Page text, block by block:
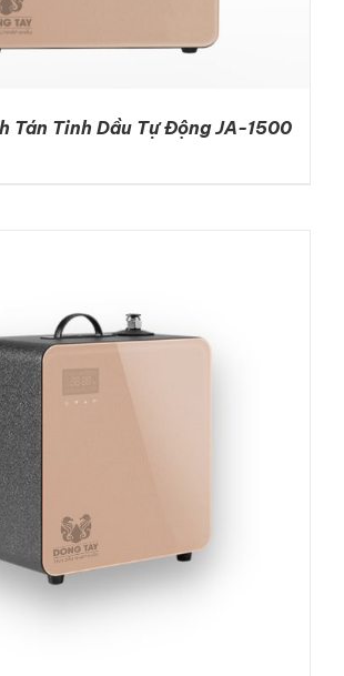
DETAILS
Tán Tinh Dầu Tự Động JA-1500